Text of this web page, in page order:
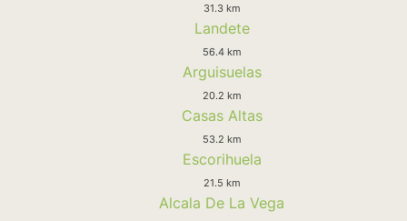
31.3 km
Landete
56.4 km
Arguisuelas
20.2 km
Casas Altas
53.2 km
Escorihuela
21.5 km
Alcala De La Vega